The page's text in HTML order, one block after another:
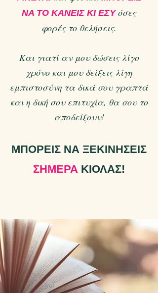
ΝΑ ΤΟ ΚΑΝΕΙΣ ΚΙ ΕΣΥόσες
φορές το θελήσεις.
Και γιατί αν μου δώσεις λίγο
χρόνο και μου δείξεις λίγη
εμπιστοσύνη τα δικά σου γραπτά
και η δική σου επιτυχία, θα σου το
αποδείξουν!
ΜΠΟΡΕΙΣ ΝΑ ΞΕΚΙΝΗΣΕΙΣ
ΣΗΜΕΡΑ ΚΙΟΛΑΣ!